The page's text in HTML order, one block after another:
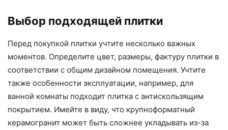
Выбор подходящей плитки
Перед покупкой плитки учтите несколько важных
моментов. Определите цвет, размеры, фактуру плитки в
соответствии с общим дизайном помещения. Учтите
также особенности эксплуатации, например, для
ванной комнаты подходит плитка с антискользящим
покрытием. Имейте в виду, что крупноформатный
керамогранит может быть сложнее укладывать из-за